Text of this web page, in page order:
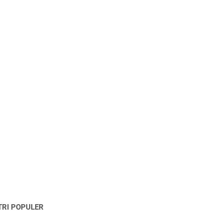
POPULER